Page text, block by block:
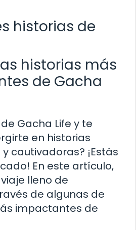
historias de
historias más
de Gacha
Gacha Life y te
en historias
cautivadoras? ¡Estás
En este artículo,
lleno de
de algunas de
impactantes de